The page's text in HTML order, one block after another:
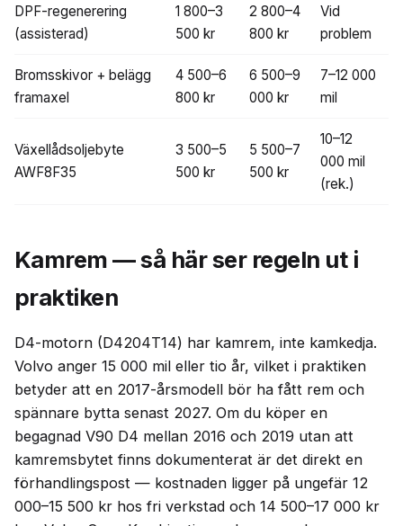
DPF-regenerering
(assisterad)
1 800–3
500 kr
2 800–4
800 kr
Vid
problem
Bromsskivor + belägg
framaxel
4 500–6
800 kr
6 500–9
000 kr
7–12 000
mil
Växellådsoljebyte
AWF8F35
3 500–5
500 kr
5 500–7
500 kr
10–12
000 mil
(rek.)
Kamrem — så här ser regeln ut i
praktiken
D4-motorn (D4204T14) har kamrem, inte kamkedja.
Volvo anger 15 000 mil eller tio år, vilket i praktiken
betyder att en 2017-årsmodell bör ha fått rem och
spännare bytta senast 2027. Om du köper en
begagnad V90 D4 mellan 2016 och 2019 utan att
kamremsbytet finns dokumenterat är det direkt en
förhandlingspost — kostnaden ligger på ungefär 12
000–15 500 kr hos fri verkstad och 14 500–17 000 kr